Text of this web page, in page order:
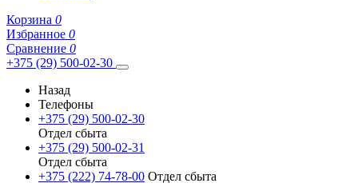
Корзина 0
Избранное 0
Сравнение 0
+375 (29) 500-02-30
Назад
Телефоны
+375 (29) 500-02-30
Отдел сбыта
+375 (29) 500-02-31
Отдел сбыта
+375 (222) 74-78-00 Отдел сбыта